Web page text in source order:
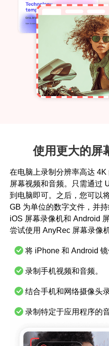
使用更大的屏
在电脑上录制分辨率高达
屏幕视频和音频。只需通过
到电脑即可。之后，您可以
GB 为单位的数字文件，并
iOS 屏幕录像机和 Android
尝试使用 AnyRec 屏幕录像
将 iPhone 和 Android 镜
录制手机视频和音频。
结合手机和网络摄像头录
录制特定于应用程序的音